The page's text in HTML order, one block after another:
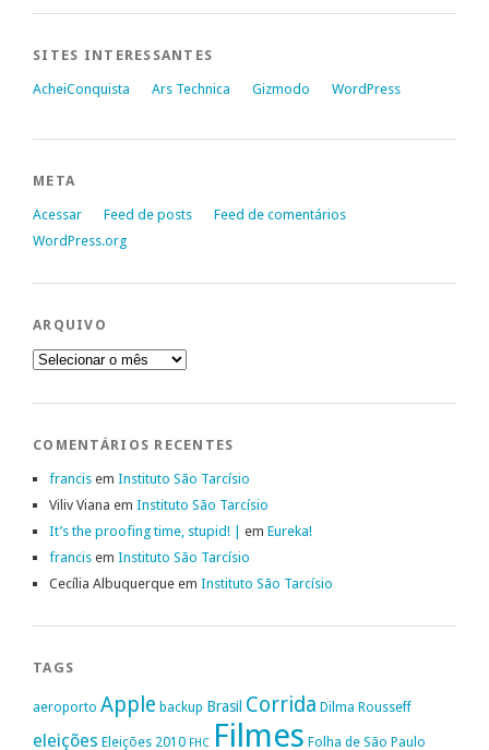
SITES INTERESSANTES
AcheiConquista Ars Technica Gizmodo WordPress
META
Acessar Feed de posts
Feed de comentários
WordPress.org
ARQUIVO
Arquivo
COMENTÁRIOS RECENTES
francis em Instituto São Tarcísio
Viliv Viana em Instituto São Tarcísio
It’s the proofing time, stupid! | em Eureka!
francis em Instituto São Tarcísio
Cecília Albuquerque em Instituto São Tarcísio
TAGS
aeroporto Apple backup Brasil Corrida Dilma Rousseff
eleições Eleições 2010 FHC Filmes Folha de São Paulo